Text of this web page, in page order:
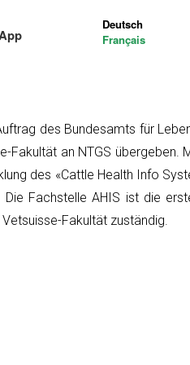
Deutsch
Français
des Bundesamts für
an NTGS übergeben.
des «Cattle Health Info
Fachstelle AHIS ist die
Fakultät zuständig.